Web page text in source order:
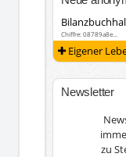
Chiffre: 08789a8e…
Eigener
Newsletter
zu